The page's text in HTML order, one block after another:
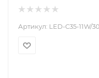
Артикул: LED-C35-11W/